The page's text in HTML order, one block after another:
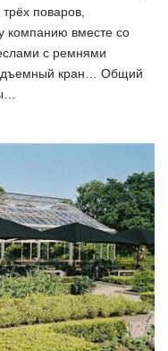
поваров,
компанию вместе со
с ремнями
кран… Общий